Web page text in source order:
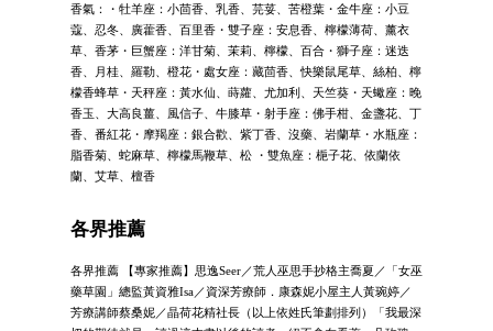
香氣：・牡羊座：小茴香、乳香、芫荽、苦橙葉・金牛座：小豆
蔻、忍冬、廣藿香、百里香・雙子座：安息香、檸檬薄荷、薰衣
草、香茅・巨蟹座：洋甘菊、茉莉、檸檬、百合・獅子座：迷迭
香、月桂、羅勒、橙花・處女座：藏茴香、快樂鼠尾草、絲柏、檸
檬香蜂草・天秤座：黃水仙、蒔蘿、尤加利、天竺葵・天蠍座：晚
香玉、大高良薑、風信子、牛膝草・射手座：佛手柑、金盞花、丁
香、番紅花・摩羯座：銀合歡、紫丁香、沒藥、岩蘭草・水瓶座：
脂香菊、蛇麻草、檸檬馬鞭草、松 ・雙魚座：梔子花、依蘭依
蘭、艾草、檀香
各界推薦
各界推薦 【專家推薦】思逸Seer／荒人巫思手抄格主喬夏／「女巫
藥草園」總監黃資雅Isa／資深芳療師．康森妮小屋主人黃琬婷／
芳療講師蔡桑妮／晶荷花精社長（以上依姓氏筆劃排列）「我最深